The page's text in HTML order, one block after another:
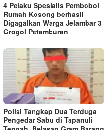
4 Pelaku Spesialis Pembobol
Rumah Kosong berhasil
Digagalkan Warga Jelambar 3
Grogol Petamburan
Polisi Tangkap Dua Terduga
Pengedar Sabu di Tapanuli